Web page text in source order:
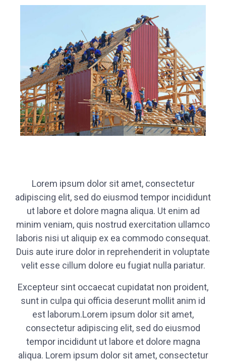
Lorem ipsum dolor sit amet, consectetur
adipiscing elit, sed do eiusmod tempor incididunt
ut labore et dolore magna aliqua. Ut enim ad
minim veniam, quis nostrud exercitation ullamco
laboris nisi ut aliquip ex ea commodo consequat.
Duis aute irure dolor in reprehenderit in voluptate
velit esse cillum dolore eu fugiat nulla pariatur.
Excepteur sint occaecat cupidatat non proident,
sunt in culpa qui officia deserunt mollit anim id
est laborum.Lorem ipsum dolor sit amet,
consectetur adipiscing elit, sed do eiusmod
tempor incididunt ut labore et dolore magna
aliqua. Lorem ipsum dolor sit amet, consectetur